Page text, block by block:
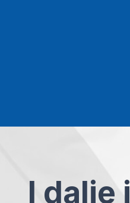
I dalje